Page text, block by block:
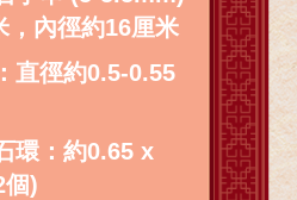
，內徑約16厘米
直徑約0.5-0.55
環：約0.65 x
個)